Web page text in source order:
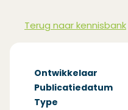
Terug naar kennisbank
Ontwikkelaar
Publicatiedatum
Type